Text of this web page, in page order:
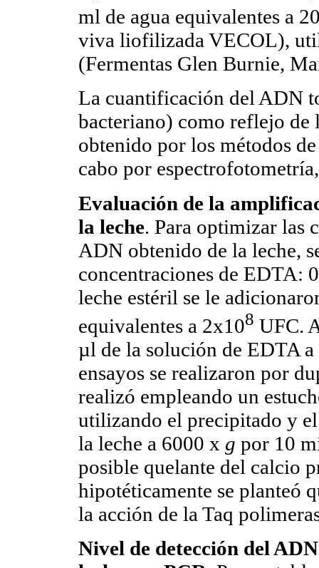
ml de agua equivalentes a
viva liofilizada VECOL),
(Fermentas Glen Burnie,
La cuantificación del ADN
bacteriano) como reflejo
obtenido por los métodos
cabo por
Evaluación de la
la leche. Para optimizar las
ADN obtenido de la leche,
concentraciones de EDTA:
leche estéril se le
equivalentes a 2x108 UFC.
µl de la solución de EDTA
ensayos se realizaron por
realizó empleando un
utilizando el precipitado y
la leche a 6000 x g por 10
posible quelante del calcio
hipotéticamente se planteó
la acción de la Taq
Nivel de detección del